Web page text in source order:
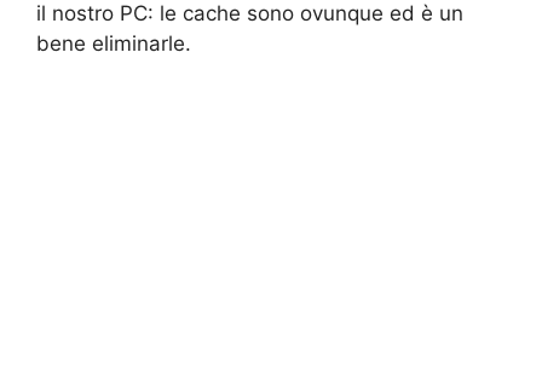
il nostro PC: le cache sono ovunque ed è un
bene eliminarle.